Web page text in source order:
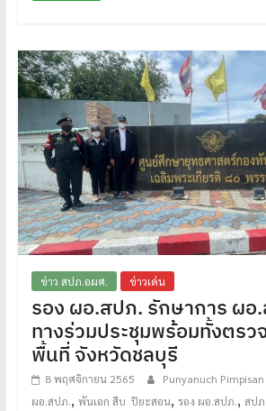
ข่าว สปภ.อผศ. ข่าวเด่น
รอง ผอ.สปภ. รักษาการ ผอ
ทางร่วมประชุมพร้อมทั้งตรว
พื้นที่ จังหวัดชลบุรี
8 พฤศจิกายน 2565 Punyanuch Pimpisan
ผอ.สปภ., พันเอก สืบ ปิยะสอน, รอง ผอ.สปภ., สป